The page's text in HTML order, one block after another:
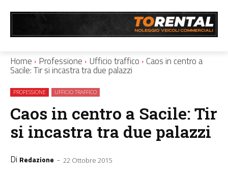
Home Professione Ufficio traffico Caos in centro a
Sacile: Tir si incastra tra due palazzi
PROFESSIONE UFFICIO TRAFFICO
Caos in centro a Sacile: Tir
si incastra tra due palazzi
Di Redazione - 22 Ottobre 2015